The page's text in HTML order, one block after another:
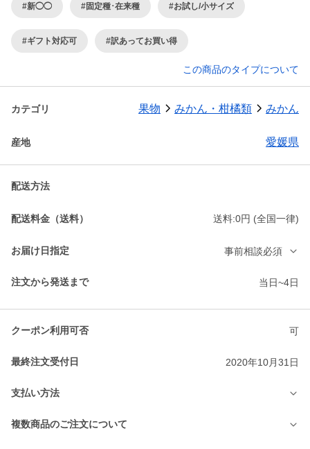
#新◯◯ #固定種･在来種 #お試し/小サイズ
#ギフト対応可 #訳あってお買い得
この商品のタイプについて
カテゴリ 果物 みかん・柑橘類 みかん
産地 愛媛県
配送方法
配送料金（送料） 送料:0円 (全国一律)
お届け日指定 事前相談必須
注文から発送まで 当日~4日
クーポン利用可否 可
最終注文受付日 2020年10月31日
支払い方法
複数商品のご注文について